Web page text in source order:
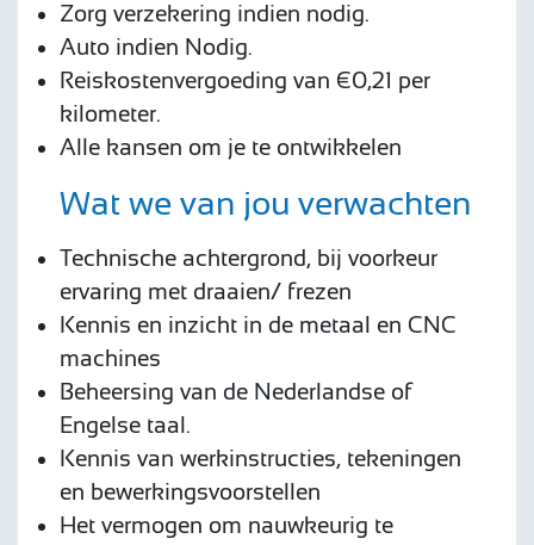
Zorg verzekering indien nodig.
Auto indien Nodig.
Reiskostenvergoeding van €0,21 per
kilometer.
Alle kansen om je te ontwikkelen
Wat we van jou verwachten
Technische achtergrond, bij voorkeur
ervaring met draaien/ frezen
Kennis en inzicht in de metaal en CNC
machines
Beheersing van de Nederlandse of
Engelse taal.
Kennis van werkinstructies, tekeningen
en bewerkingsvoorstellen
Het vermogen om nauwkeurig te